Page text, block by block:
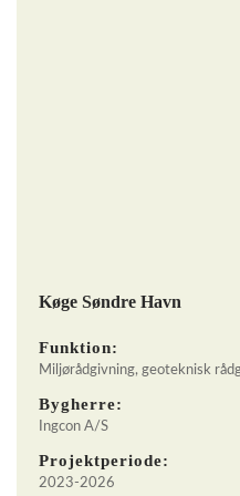
Køge Søndre Havn
Funktion:
Miljørådgivning, geoteknisk
Bygherre:
Ingcon A/S
Projektperiode:
2023-2026